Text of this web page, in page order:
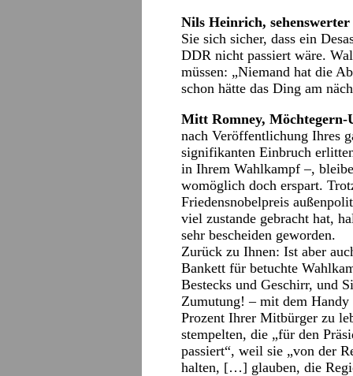
Nils Heinrich,
Sie sich sicher, dass ein
DDR nicht passiert wäre.
müssen: „Niemand hat die
schon hätte das Ding am
Mitt Romney, Möchtegern-
nach Veröffentlichung Ihres
signifikanten Einbruch
in Ihrem Wahlkampf –,
womöglich doch erspart.
Friedensnobelpreis
viel zustande gebracht hat,
sehr bescheiden geworden.
Zurück zu Ihnen: Ist aber
Bankett für betuchte
Bestecks und Geschirr, und
Zumutung! – mit dem Handy
Prozent Ihrer Mitbürger zu
stempelten, die „für den
passiert“, weil sie „von der
halten, […] glauben, die